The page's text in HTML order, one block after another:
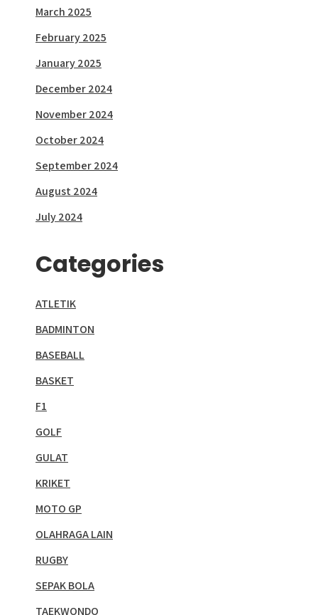
March 2025
February 2025
January 2025
December 2024
November 2024
October 2024
September 2024
August 2024
July 2024
Categories
ATLETIK
BADMINTON
BASEBALL
BASKET
F1
GOLF
GULAT
KRIKET
MOTO GP
OLAHRAGA LAIN
RUGBY
SEPAK BOLA
TAEKWONDO